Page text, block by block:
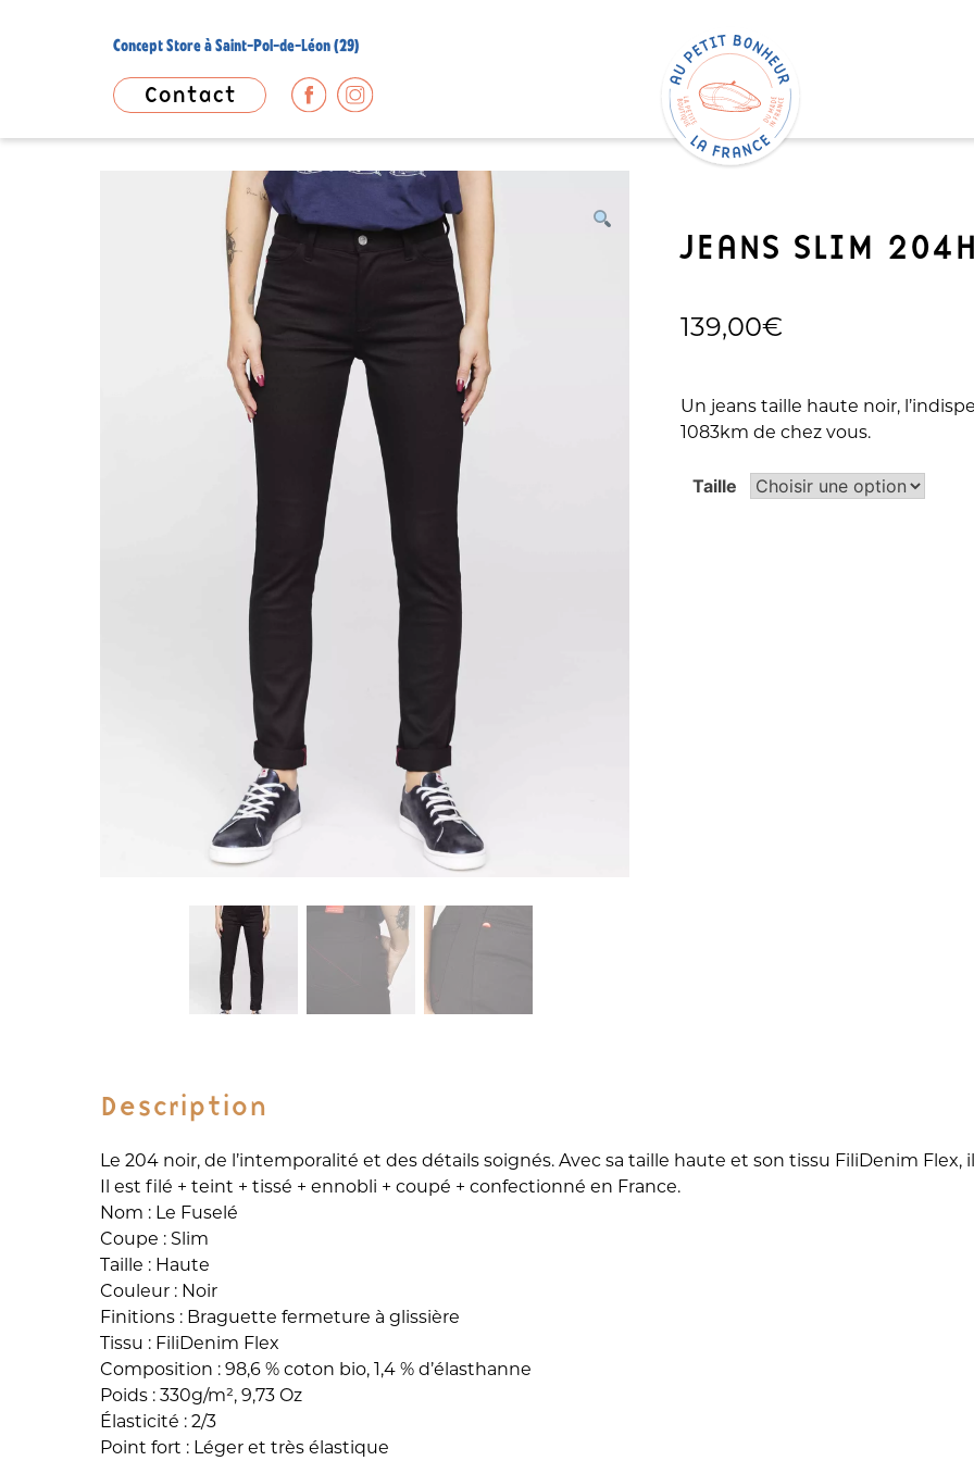
Concept Store à Saint-Pol-de-Léon (29)
Contact
JEANS SLIM
139,00€
Un jeans taille haute noir,
1083km de chez vous.
Taille
Alternative:
Description
Le 204 noir, de l’intemporalité et des détails soignés. Avec sa taille haute et son tissu FiliDenim Flex,
Il est filé + teint + tissé + ennobli + coupé + confectionné en France.
Nom : Le Fuselé
Coupe : Slim
Taille : Haute
Couleur : Noir
Finitions : Braguette fermeture à glissière
Tissu : FiliDenim Flex
Composition : 98,6 % coton bio, 1,4 % d’élasthanne
Poids : 330g/m², 9,73 Oz
Élasticité : 2/3
Point fort : Léger et très élastique